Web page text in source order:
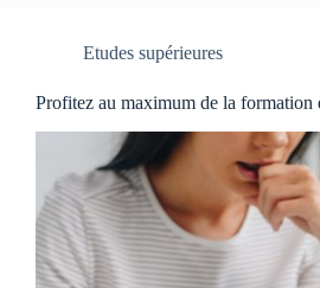
Etudes supérieures
Profitez au maximum de la formation